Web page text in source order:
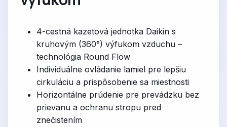
4-cestná kazetová jednotka Daikin s
kruhovým (360°) výfukom vzduchu –
technológia Round Flow
Individuálne ovládanie lamiel pre lepšiu
cirkuláciu a prispôsobenie sa miestnosti
Horizontálne prúdenie pre prevádzku bez
prievanu a ochranu stropu pred
znečistením